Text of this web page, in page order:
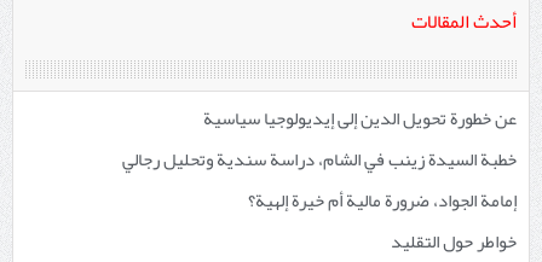
أحدث المقالات
عن خطورة تحويل الدين إلى إيديولوجيا سياسية
خطبة السيدة زينب في الشام، دراسة سندية وتحليل رجالي
إمامة الجواد، ضرورة مالية أم خيرة إلهية؟
خواطر حول التقليد